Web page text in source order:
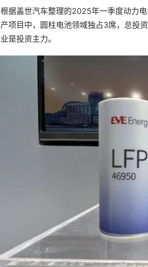
据盖世汽车整理的2025年一季度动力
项目中，圆柱电池领域独占3席，总投
是投资主力。